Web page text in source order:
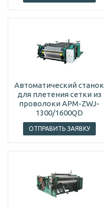
Автоматический станок
для плетения сетки из
проволоки APM-ZWJ-
1300/1600QD
ОТПРАВИТЬ ЗАЯВКУ